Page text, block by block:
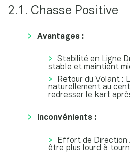
2.1. Chasse Positive
Avantages :
Stabilité en Ligne
stable et maintient
Retour du Volant :
naturellement au
redresser le kart
Inconvénients :
Effort de Direction
être plus lourd à